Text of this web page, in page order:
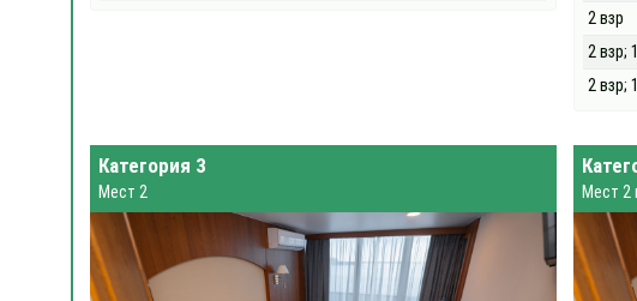
2 взр
2 взр;
2 взр;
Категория 3
Мест 2 Мест 2